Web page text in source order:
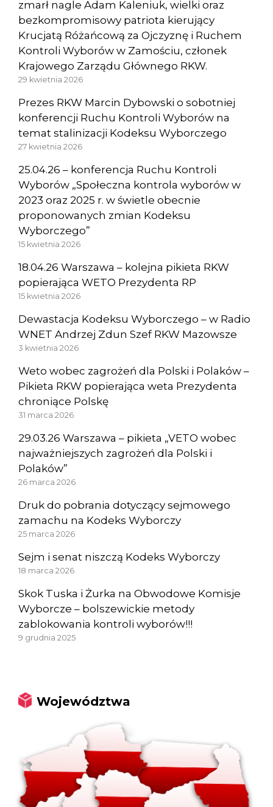
zmarł nagle Adam Kaleniuk, wielki oraz
bezkompromisowy patriota kierujący
Krucjatą Różańcową za Ojczyznę i Ruchem
Kontroli Wyborów w Zamościu, członek
Krajowego Zarządu Głównego RKW.
29 kwietnia 2026
Prezes RKW Marcin Dybowski o sobotniej
konferencji Ruchu Kontroli Wyborów na
temat stalinizacji Kodeksu Wyborczego
27 kwietnia 2026
25.04.26 – konferencja Ruchu Kontroli
Wyborów „Społeczna kontrola wyborów w
2023 oraz 2025 r. w świetle obecnie
proponowanych zmian Kodeksu
Wyborczego”
15 kwietnia 2026
18.04.26 Warszawa – kolejna pikieta RKW
popierająca WETO Prezydenta RP
15 kwietnia 2026
Dewastacja Kodeksu Wyborczego – w Radio
WNET Andrzej Zdun Szef RKW Mazowsze
3 kwietnia 2026
Weto wobec zagrożeń dla Polski i Polaków –
Pikieta RKW popierająca weta Prezydenta
chroniące Polskę
31 marca 2026
29.03.26 Warszawa – pikieta „VETO wobec
najważniejszych zagrożeń dla Polski i
Polaków”
26 marca 2026
Druk do pobrania dotyczący sejmowego
zamachu na Kodeks Wyborczy
25 marca 2026
Sejm i senat niszczą Kodeks Wyborczy
18 marca 2026
Skok Tuska i Żurka na Obwodowe Komisje
Wyborcze – bolszewickie metody
zablokowania kontroli wyborów!!!
9 grudnia 2025
Województwa